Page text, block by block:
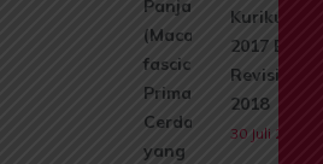
Panjang
(Macaca
fascicularis):
Primata
Cerdas
yang Kini
Kurikulum
2017 Edisi
Revisi
2018
30 Juli 2026